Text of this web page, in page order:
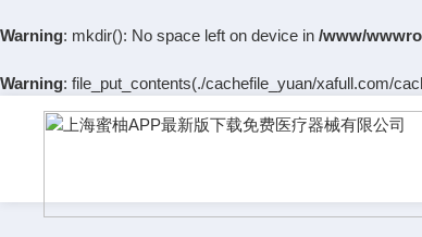
Warning: mkdir(): No space left on device in /www/
Warning: file_put_contents(./cachefile_yuan/xafull.com/